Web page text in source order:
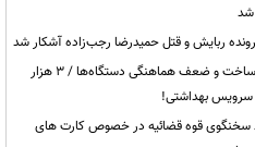
شد
پرونده ربایش و قتل حمیدرضا رجب‌زاده آشکار شد
ریمـدان؛ مرزی گرفتار در صف، کمبود زیرساخت و ضعف هماهنگی دستگاه‌ها / ۳ هزار
سرویس بهداشتی!
سخنگوی قوه قضائیه در خصوص کارت های